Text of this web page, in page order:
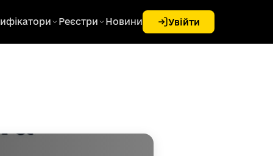
Реєстри Новини Увійти